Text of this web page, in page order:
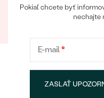
Pokiaľ chcete byť
nechajte
E-mail*
ZASLAŤ